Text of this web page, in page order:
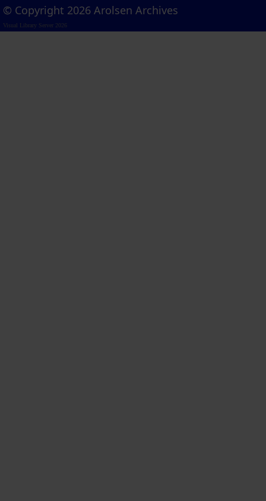
© Copyright 2026 Arolsen Archives
Visual Library Server 2026